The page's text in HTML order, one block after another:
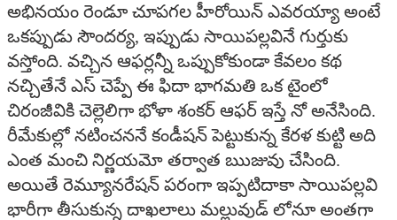
అభినయం రెండూ చూపగల హీరోయిన్ ఎవరయ్యా అంటే
ఒకప్పుడు సౌందర్య, ఇప్పుడు సాయిపల్లవినే గుర్తుకు
వస్తోంది. వచ్చిన ఆఫర్లన్నీ ఒప్పుకోకుండా కేవలం కథ
నచ్చితేనే ఎస్ చెప్పే ఈ ఫిదా భాగమతి ఒక టైంలో
చిరంజీవికి చెల్లెలిగా భోళా శంకర్ ఆఫర్ ఇస్తే నో అనేసింది.
రీమేకుల్లో నటించననే కండీషన్ పెట్టుకున్న కేరళ కుట్టి అది
ఎంత మంచి నిర్ణయమో తర్వాత ఋజువు చేసింది.
అయితే రెమ్యూనరేషన్ పరంగా ఇప్పటిదాకా సాయిపల్లవి
భారీగా తీసుకున్న దాఖలాలు మల్లువుడ్ లోనూ అంతగా